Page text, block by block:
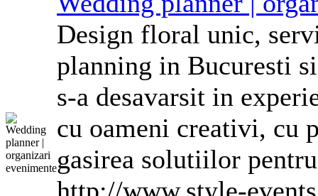
Design floral unic,
planning in Bucuresti
s-a desavarsit in
cu oameni creativi, cu
gasirea solutiilor